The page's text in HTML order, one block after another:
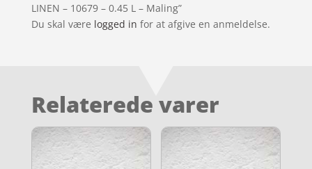
LINEN – 10679 – 0.45 L – Maling”
Du skal være logged in for at afgive en anmeldelse.
Relaterede varer